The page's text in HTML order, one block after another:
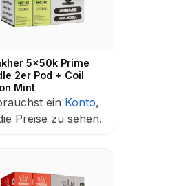
5x50k Prime
2er Pod + Coil
Mint
ein Konto,
Preise zu sehen.